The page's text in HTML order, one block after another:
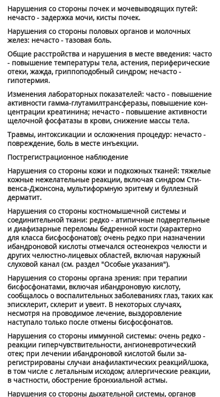
Нарушения со стороны почек и мочевы­водящих путей:
нечасто - задержка мочи, кисты почек.
Нарушения со стороны половых органов и молочных
желез: нечасто - тазовая боль.
Общие расстройства и нарушения в ме­сте введения: часто
- повышение темпе­ратуры тела, астения, периферические
отеки, жажда, гриппоподобный синдром; нечасто -
гипотермия.
Изменения лабораторных показателей: часто - повышение
активности гамма-глутамилтрансферазы, повышение кон­
центрации креатинина; нечасто - повы­шение активности
щелочной фосфатазы в крови, снижение массы тела.
Травмы, интоксикации и осложнения процедур: нечасто -
повреждение, боль в месте инъекции.
Пострегистрационное наблюдение
Нарушения со стороны кожи и подкож­ных тканей: тяжелые
кожные нежела­тельные реакции, включая синдром Сти­
венса-Джонсона, мультиформную эрите­му и буллезный
дерматит.
Нарушения со стороны костно­мышечной системы и
соединительной ткани: редко - атипичные подвертельные
и диафизарные переломы бедренной ко­сти (характерно
для класса бисфосфона­тов); очень редко при назначении
ибанд­роновой кислоты отмечался остеонекроз челюсти и
других челюстно-лицевых об­ластей, включая наружный
слуховой ка­нал (см. раздел "Особые указания").
Нарушения со стороны органа зрения: при терапии
бисфосфонатами, включая ибандроновую кислоту,
сообщалось о воспалительных заболеваниях глаз, таких как
эписклерит, склерит и увеит. В неко­торых случаях,
несмотря на проводимое лечение, выздоровление
наступало только после отмены бисфосфонатов.
Нарушения со стороны иммунной систе­мы: очень редко -
реакции гиперчувстви­тельности, ангионевротический
отек; при лечении ибандроновой кислотой были за­
регистрированы случаи анафилактиче­ских реакций/шока,
в том числе с леталь­ным исходом; аллергические реакции,
в частности, обострение бронхиальной аст­мы.
Нарушения со стороны дыхательной си­стемы, органов